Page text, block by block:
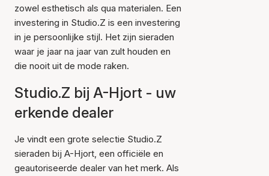
zowel esthetisch als qua materialen. Een
investering in Studio.Z is een investering
in je persoonlijke stijl. Het zijn sieraden
waar je jaar na jaar van zult houden en
die nooit uit de mode raken.
Studio.Z bij A-Hjort - uw
erkende dealer
Je vindt een grote selectie Studio.Z
sieraden bij A-Hjort, een officiële en
geautoriseerde dealer van het merk. Als